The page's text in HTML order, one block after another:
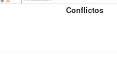
Conflictos